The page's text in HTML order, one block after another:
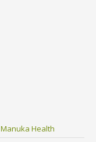
Manuka Health